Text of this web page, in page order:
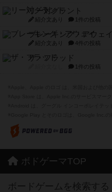
リー対グラント
紹介文あり 1件の投稿
ブレーキング・アウェイ
紹介文あり 4件の投稿
ザ・フラッド
1件の投稿
ボドゲーマTOP
ボードゲームを検索する